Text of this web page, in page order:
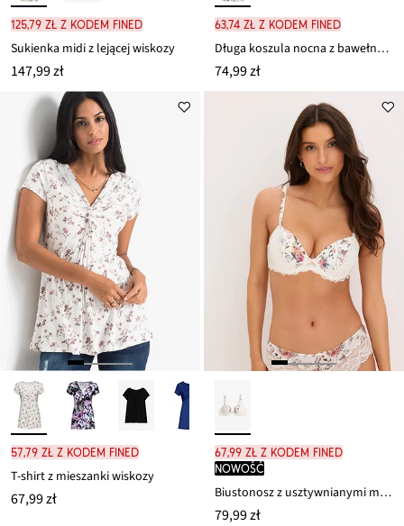
125,79 zł z kodem FINED
Sukienka midi z lejącej wiskozy
147,99 zł
63,74 zł z kodem FINED
Długa koszula nocna z bawełny organicznej
74,99 zł
57,79 zł z kodem FINED
T-shirt z mieszanki wiskozy
67,99 zł
67,99 zł z kodem FINED
nowość
Biustonosz z usztywnianymi miseczkami, z delikatną koronką
79,99 zł